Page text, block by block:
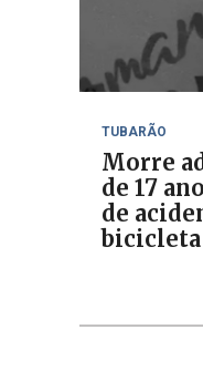
TUBARÃO
Morre
de 17
de